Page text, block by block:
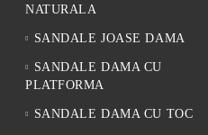
NATURALA
SANDALE JOASE DAMA
SANDALE DAMA CU
PLATFORMA
SANDALE DAMA CU TOC